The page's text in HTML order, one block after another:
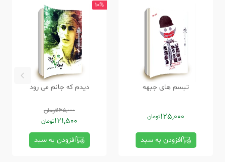
تبسم های جبهه
125,000تومان
افزودن به سبد
10%
دیدم که جانم می رود
135,000تومان
121,500تومان
افزودن به سبد